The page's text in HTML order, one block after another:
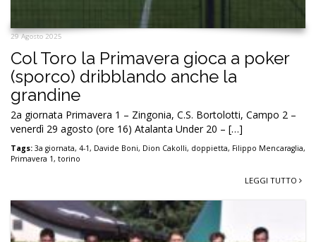
29 Agosto 2025
Col Toro la Primavera gioca a poker
(sporco) dribblando anche la
grandine
2a giornata Primavera 1 – Zingonia, C.S. Bortolotti, Campo 2 –
venerdì 29 agosto (ore 16) Atalanta Under 20 – […]
Tags: 3a giornata, 4-1, Davide Boni, Dion Cakolli, doppietta, Filippo Mencaraglia,
Primavera 1, torino
LEGGI TUTTO